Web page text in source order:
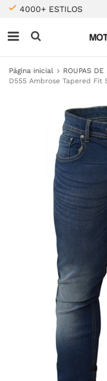
4000+ ESTILOS
Página inicial ROUPAS
D555 Ambrose Tapered